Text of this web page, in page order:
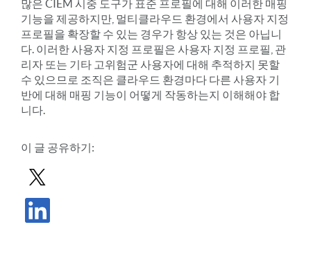
많은 CIEM 시중 도구가 표준 프로필에 대해 이러한 매핑
기능을 제공하지만, 멀티클라우드 환경에서 사용자 지정
프로필을 확장할 수 있는 경우가 항상 있는 것은 아닙니
다. 이러한 사용자 지정 프로필은 사용자 지정 프로필, 관
리자 또는 기타 고위험군 사용자에 대해 추적하지 못할
수 있으므로 조직은 클라우드 환경마다 다른 사용자 기
반에 대해 매핑 기능이 어떻게 작동하는지 이해해야 합
니다.
이 글 공유하기:
X로 게시물 공유하기